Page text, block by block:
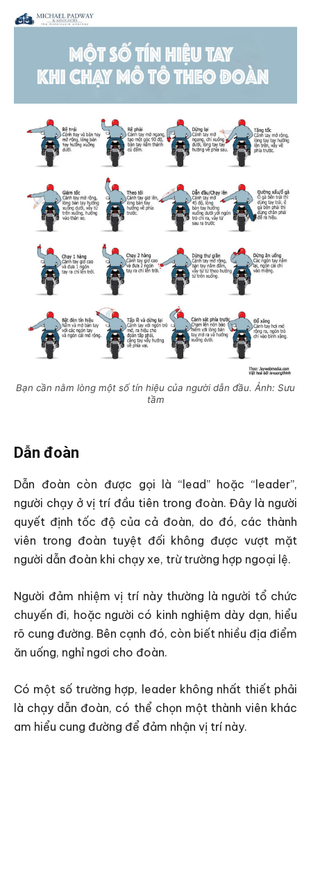
Bạn cần nằm lòng một số tín hiệu của người dẫn đầu. Ảnh: Sưu
tầm
Dẫn đoàn
Dẫn đoàn còn được gọi là “lead” hoặc “leader”,
người chạy ở vị trí đầu tiên trong đoàn. Đây là người
quyết định tốc độ của cả đoàn, do đó, các thành
viên trong đoàn tuyệt đối không được vượt mặt
người dẫn đoàn khi chạy xe, trừ trường hợp ngoại lệ.
Người đảm nhiệm vị trí này thường là người tổ chức
chuyến đi, hoặc người có kinh nghiệm dày dạn, hiểu
rõ cung đường. Bên cạnh đó, còn biết nhiều địa điểm
ăn uống, nghỉ ngơi cho đoàn.
Có một số trường hợp, leader không nhất thiết phải
là chạy dẫn đoàn, có thể chọn một thành viên khác
am hiểu cung đường để đảm nhận vị trí này.